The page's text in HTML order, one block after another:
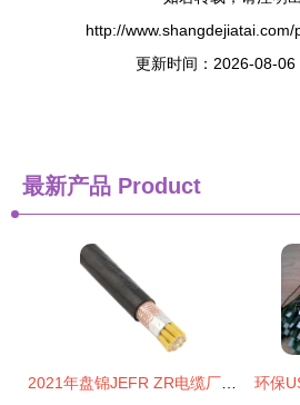
http://
更新时间：2026-08-
最新产品 Product